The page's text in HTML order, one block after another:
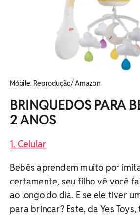
Móbile. Reprodução/ Amazon
BRINQUEDOS PARA
2 ANOS
1. Celular
Bebês aprendem muito por
certamente, seu filho vê você
ao longo do dia. E se ele tiver
para brincar? Este, da Yes